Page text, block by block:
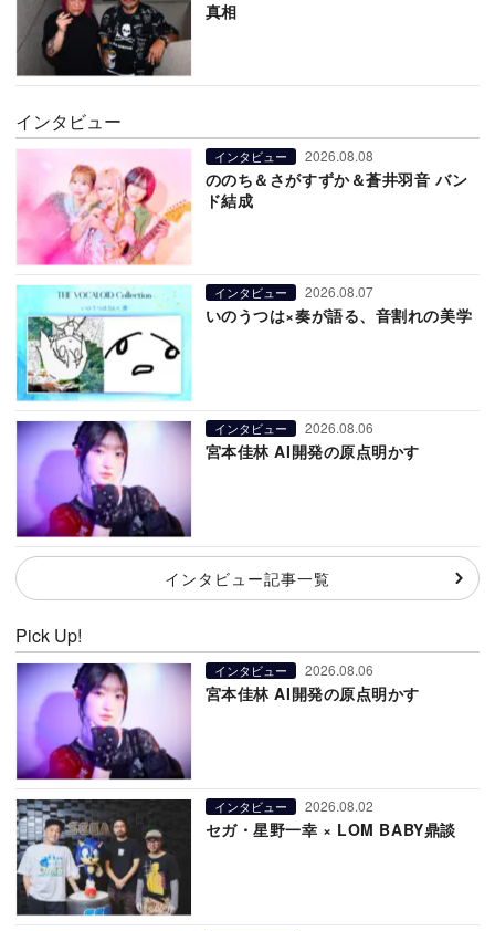
真相
インタビュー
インタビュー 2026.08.08
ののち＆さがすずか＆蒼井羽音 バン
ド結成
インタビュー 2026.08.07
いのうつは×奏が語る、音割れの美学
インタビュー 2026.08.06
宮本佳林 AI開発の原点明かす
インタビュー記事一覧
Pick Up!
インタビュー 2026.08.06
宮本佳林 AI開発の原点明かす
インタビュー 2026.08.02
セガ・星野一幸 × LOM BABY鼎談